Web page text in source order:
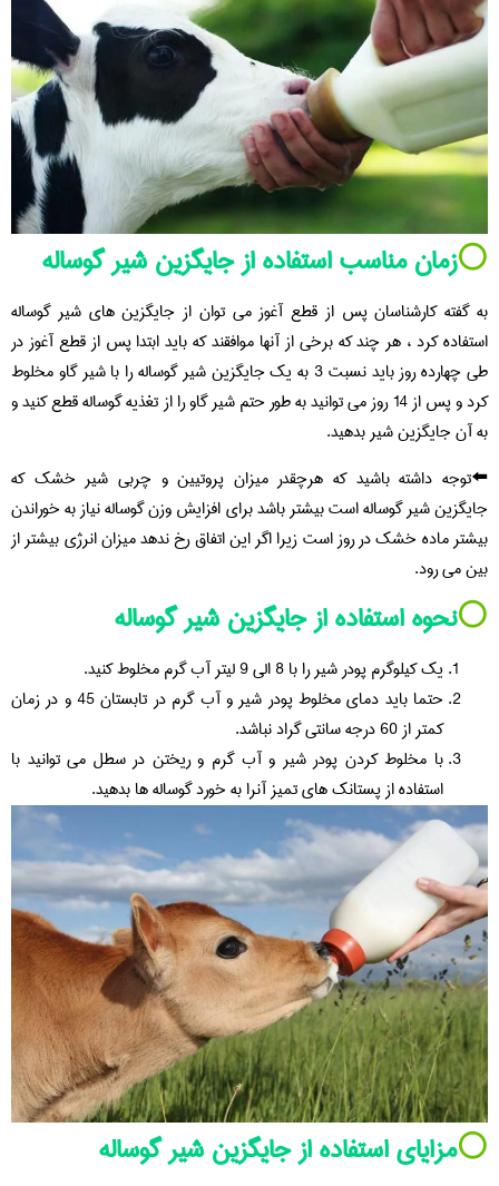
⚪️زمان مناسب استفاده از جایگزین شیر گوساله
به گفته کارشناسان پس از قطع آغوز می توان از جایگزین های شیر گوساله
استفاده کرد ، هر چند که برخی از آنها موافقند که باید ابتدا پس از قطع آغوز در
طی چهارده روز باید نسبت 3 به یک جایگزین شیر گوساله را با شیر گاو مخلوط
کرد و پس از 14 روز می توانید به طور حتم شیر گاو را از تغذیه گوساله قطع کنید و
به آن جایگزین شیر بدهید.
⬅️توجه داشته باشید که هرچقدر میزان پروتیین و چربی شیر خشک که
جایگزین شیر گوساله است بیشتر باشد برای افزایش وزن گوساله نیاز به خوراندن
بیشتر ماده خشک در روز است زیرا اگر این اتفاق رخ ندهد میزان انرژی بیشتر از
بین می رود.
⚪️نحوه استفاده از جایگزین شیر گوساله
یک کیلوگرم پودر شیر را با 8 الی 9 لیتر آب گرم مخلوط کنید.
حتما باید دمای مخلوط پودر شیر و آب گرم در تابستان 45 و در زمان
کمتر از 60 درجه سانتی گراد نباشد.
با مخلوط کردن پودر شیر و آب گرم و ریختن در سطل می توانید با
استفاده از پستانک های تمیز آنرا به خورد گوساله ها بدهید.
⚪️مزایای استفاده از جایگزین شیر گوساله